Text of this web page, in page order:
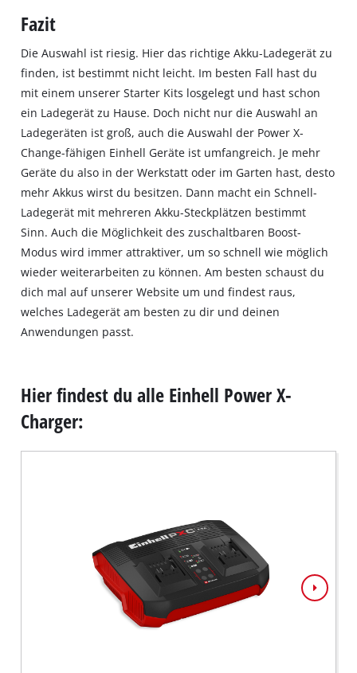
Fazit
Die Auswahl ist riesig. Hier das richtige Akku-Ladegerät zu
finden, ist bestimmt nicht leicht. Im besten Fall hast du
mit einem unserer Starter Kits losgelegt und hast schon
ein Ladegerät zu Hause. Doch nicht nur die Auswahl an
Ladegeräten ist groß, auch die Auswahl der Power X-
Change-fähigen Einhell Geräte ist umfangreich. Je mehr
Geräte du also in der Werkstatt oder im Garten hast, desto
mehr Akkus wirst du besitzen. Dann macht ein Schnell-
Ladegerät mit mehreren Akku-Steckplätzen bestimmt
Sinn. Auch die Möglichkeit des zuschaltbaren Boost-
Modus wird immer attraktiver, um so schnell wie möglich
wieder weiterarbeiten zu können. Am besten schaust du
dich mal auf unserer Website um und findest raus,
welches Ladegerät am besten zu dir und deinen
Anwendungen passt.
Hier findest du alle Einhell Power X-
Charger: